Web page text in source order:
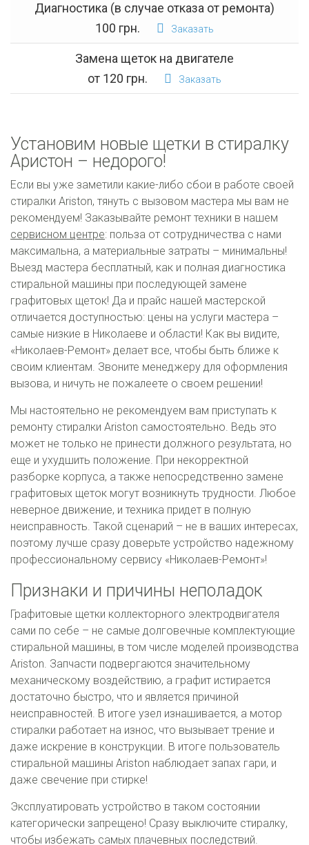
Диагностика (в случае отказа от ремонта)
100 грн.
Заказать
Замена щеток на двигателе
от 120 грн.
Заказать
Установим новые щетки в стиралку
Аристон – недорого!
Если вы уже заметили какие-либо сбои в работе своей
стиралки Ariston, тянуть с вызовом мастера мы вам не
рекомендуем! Заказывайте ремонт техники в нашем
сервисном центре: польза от сотрудничества с нами
максимальна, а материальные затраты – минимальны!
Выезд мастера бесплатный, как и полная диагностика
стиральной машины при последующей замене
графитовых щеток! Да и прайс нашей мастерской
отличается доступностью: цены на услуги мастера –
самые низкие в Николаеве и области! Как вы видите,
«Николаев-Ремонт» делает все, чтобы быть ближе к
своим клиентам. Звоните менеджеру для оформления
вызова, и ничуть не пожалеете о своем решении!
Мы настоятельно не рекомендуем вам приступать к
ремонту стиралки Ariston самостоятельно. Ведь это
может не только не принести должного результата, но
еще и ухудшить положение. При некорректной
разборке корпуса, а также непосредственно замене
графитовых щеток могут возникнуть трудности. Любое
неверное движение, и техника придет в полную
неисправность. Такой сценарий – не в ваших интересах,
поэтому лучше сразу доверьте устройство надежному
профессиональному сервису «Николаев-Ремонт»!
Признаки и причины неполадок
Графитовые щетки коллекторного электродвигателя
сами по себе – не самые долговечные комплектующие
стиральной машины, в том числе моделей производства
Ariston. Запчасти подвергаются значительному
механическому воздействию, а графит истирается
достаточно быстро, что и является причиной
неисправностей. В итоге узел изнашивается, а мотор
стиралки работает на износ, что вызывает трение и
даже искрение в конструкции. В итоге пользователь
стиральной машины Ariston наблюдает запах гари, и
даже свечение при стирке!
Эксплуатировать устройство в таком состоянии
категорически запрещено! Сразу выключите стиралку,
чтобы избежать самых плачевных последствий.